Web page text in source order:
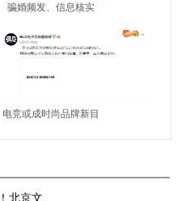
骗婚频发、信息核实
难，如何从根本上保证
在线婚恋安全？
电竞或成时尚品牌新目
北京文